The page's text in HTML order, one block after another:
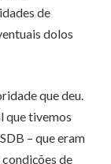
de
dolos
que deu.
que tivemos
– que eram
de